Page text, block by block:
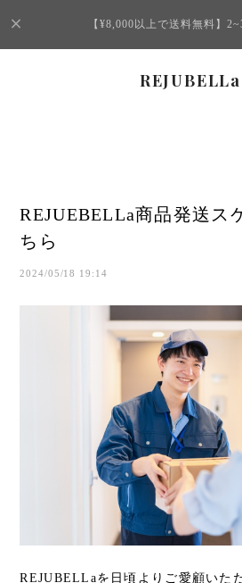
【¥8,000以上で送料無料】
REJUBELLa
REJUEBELLa商品発送ス
ちら
2024/05/18 19:14
REJUBELLaを日頃よりご愛顧いた